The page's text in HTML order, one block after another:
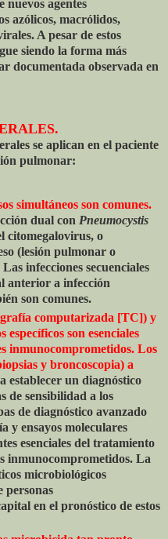
agentes
azólicos, macrólidos,
A pesar de estos
siendo la forma más
documentada observada en
se aplican en el paciente
pulmonar:
simultáneos son comunes.
dual con Pneumocystis
citomegalovirus, o
(lesión pulmonar o
Las infecciones secuenciales
anterior a infección
son comunes.
computarizada [TC]) y
son esenciales
inmunocomprometidos. Los
y broncoscopia) a
establecer un diagnóstico
de sensibilidad a los
de diagnóstico avanzado
y ensayos moleculares
esenciales del tratamiento
inmunocomprometidos. La
microbiológicos
personas
en el pronóstico de estos